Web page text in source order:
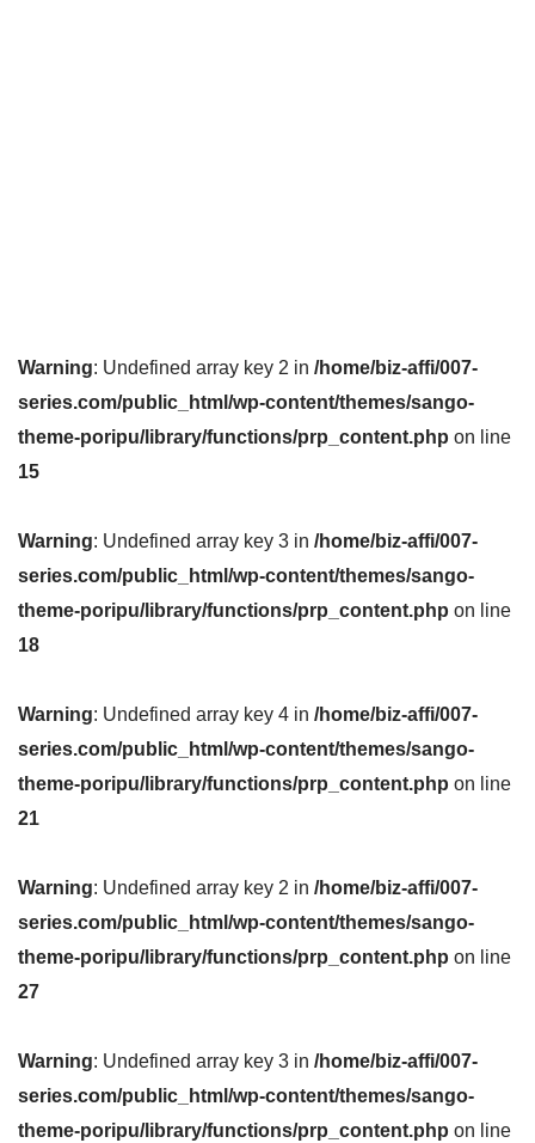
Warning: Undefined array key 2 in /home/biz-affi/007-
series.com/public_html/wp-content/themes/sango-
theme-poripu/library/functions/prp_content.php on line
15
Warning: Undefined array key 3 in /home/biz-affi/007-
series.com/public_html/wp-content/themes/sango-
theme-poripu/library/functions/prp_content.php on line
18
Warning: Undefined array key 4 in /home/biz-affi/007-
series.com/public_html/wp-content/themes/sango-
theme-poripu/library/functions/prp_content.php on line
21
Warning: Undefined array key 2 in /home/biz-affi/007-
series.com/public_html/wp-content/themes/sango-
theme-poripu/library/functions/prp_content.php on line
27
Warning: Undefined array key 3 in /home/biz-affi/007-
series.com/public_html/wp-content/themes/sango-
theme-poripu/library/functions/prp_content.php on line